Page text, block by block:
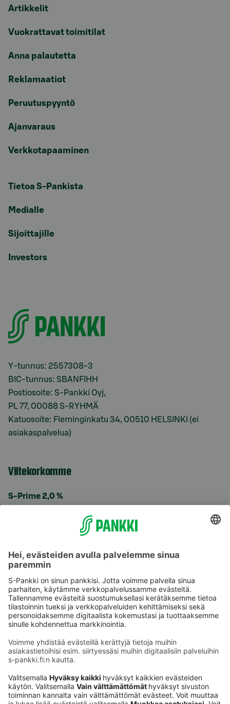
Artikkelit
Vuokrattavat toimitilat
Anna palautetta
Reklamaatiot
Peruutuspyyntö
Ajanvaraus
Verkkotapaaminen
Tietoa S-Pankista
Medialle
Sijoittajille
Investors
Y-tunnus: 2557308-3
BIC-tunnus: SBANFIHH
Postiosoite: S-Pankki Oyj,
PL 77, 00088 S-RYHMÄ
Katuosoite: Fleminginkatu 34, 00510 HELSINKI (ei
asiakaspalvelua)
Viitekorkomme
S-Prime 2,0 %
Käyttöehdot
Saavutettavuusseloste
Evästeet